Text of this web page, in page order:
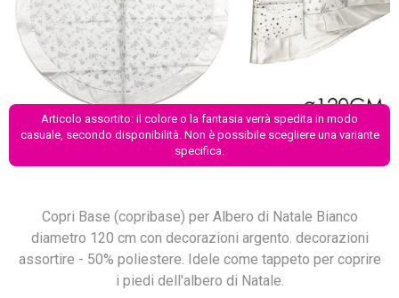
Articolo assortito: il colore o la fantasia verrà spedita in modo
casuale, secondo disponibilità. Non è possibile scegliere una variante
specifica.
Copri Base (copribase) per Albero di Natale Bianco
diametro 120 cm con decorazioni argento. decorazioni
assortire - 50% poliestere. Idele come tappeto per coprire
i piedi dell'albero di Natale.